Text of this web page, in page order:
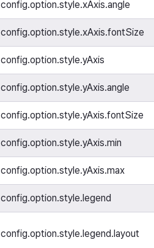
config.option.style.xAxis.angle
config.option.style.xAxis.fontSize
config.option.style.yAxis
config.option.style.yAxis.angle
config.option.style.yAxis.fontSize
config.option.style.yAxis.min
config.option.style.yAxis.max
config.option.style.legend
config.option.style.legend.layout